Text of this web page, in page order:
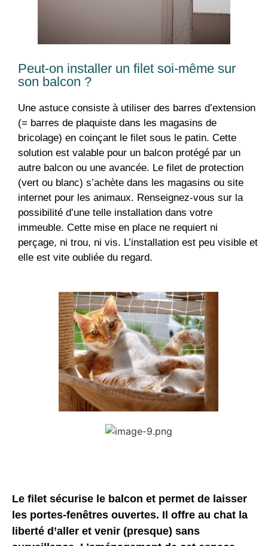
Peut-on installer un filet soi-même sur
son balcon ?
Une astuce consiste à utiliser des barres d’extension
(= barres de plaquiste dans les magasins de
bricolage) en coinçant le filet sous le patin. Cette
solution est valable pour un balcon protégé par un
autre balcon ou une avancée. Le filet de protection
(vert ou blanc) s’achète dans les magasins ou site
internet pour les animaux. Renseignez-vous sur la
possibilité d’une telle installation dans votre
immeuble. Cette mise en place ne requiert ni
perçage, ni trou, ni vis. L’installation est peu visible et
elle est vite oubliée du regard.
Le filet sécurise le balcon et permet de laisser
les portes-fenêtres ouvertes. Il offre au chat la
liberté d’aller et venir (presque) sans